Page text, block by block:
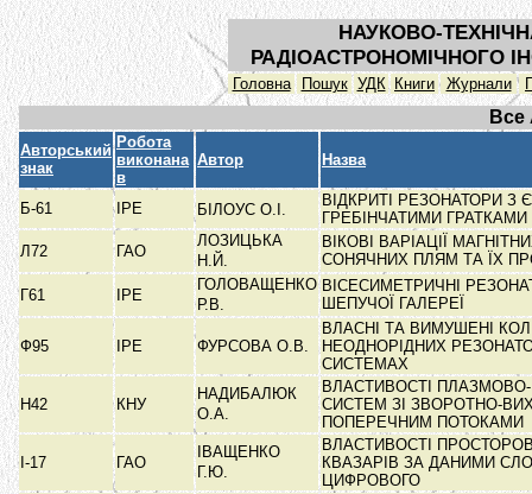
НАУКОВО-
РАДІОАСТРОНОМІЧНОГО
Головна Пошук УДК Книги Журнали
Все
Авторський
знак
Робота
виконана
в
Автор Назва
Б-61 ІРЕ БІЛОУС О.І.
ВІДКРИТІ РЕЗОНАТОРИ З
ГРЕБІНЧАТИМИ ГРАТКАМИ
Л72
ГАО
ЛОЗИЦЬКА
Н.Й.
ВІКОВІ ВАРІАЦІЇ
СОНЯЧНИХ ПЛЯМ ТА ЇХ
Г61
ІРЕ
ГОЛОВАЩЕНКО
Р.В.
ВІСЕСИМЕТРИЧНІ
ШЕПУЧОЇ ГАЛЕРЕЇ
Ф95 ІРЕ ФУРСОВА О.В.
ВЛАСНІ ТА ВИМУШЕНІ
НЕОДНОРІДНИХ
СИСТЕМАХ
Н42 КНУ
НАДИБАЛЮК
О.А.
ВЛАСТИВОСТІ
СИСТЕМ ЗІ ЗВОРОТНО-
ПОПЕРЕЧНИМ ПОТОКАМИ
І-17 ГАО
ІВАЩЕНКО
Г.Ю.
ВЛАСТИВОСТІ
КВАЗАРІВ ЗА ДАНИМИ
ЦИФРОВОГО